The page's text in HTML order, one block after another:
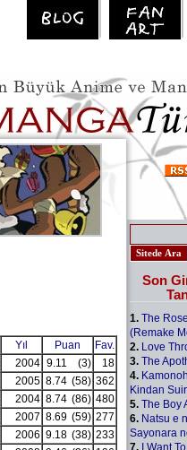
Yıl Puan
Fav.
2004 9.11 (3)
18
2005 8.74 (58) 362
2004 8.74 (86) 480
2007 8.69 (59) 277
2006 9.18 (38) 233
Son
1. The
(Remake
2. Love
3. The
4.
Kindan
5. The Boy
6. Natsu e
Sayonara
7. I Want